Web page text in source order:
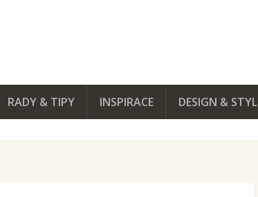
RADY & TIPY INSPIRACE DESIGN & STYL